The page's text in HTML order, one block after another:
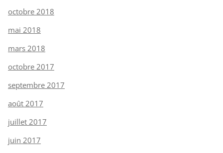
octobre 2018
mai 2018
mars 2018
octobre 2017
septembre 2017
août 2017
juillet 2017
juin 2017